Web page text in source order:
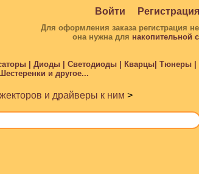
Войти Регистрация
Для оформления заказа регистрация
она нужна для накопительной
| Диоды | Светодиоды | Кварцы| Тюнеры |
и другое...
и драйверы к ним >